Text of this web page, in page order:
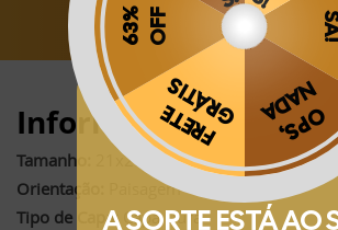
Informações:
Tamanho:
21x28cm (fechado)*
Orientação:
Paisagem
Tipo de Capa:Capa Dura
Obrigado por se cadastrar na
Aproveite e receba as novidades e ofertas